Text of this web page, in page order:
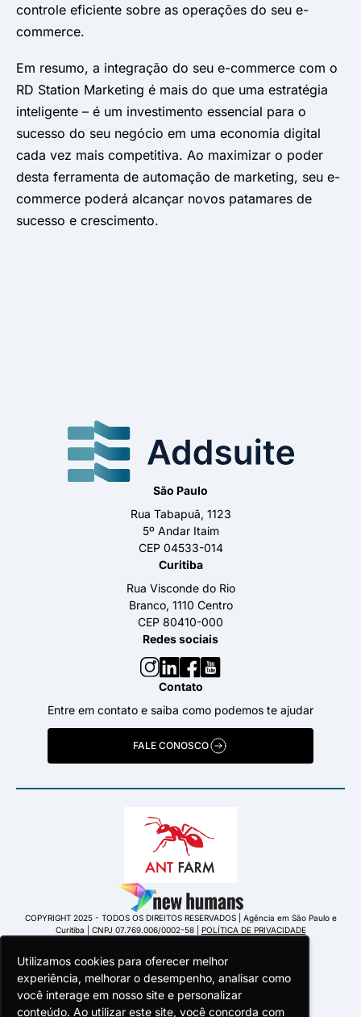
Utilizamos cookies para oferecer melhor
experiência, melhorar o desempenho, analisar como
você interage em nosso site e personalizar
conteúdo. Ao utilizar este site, você concorda com
Utilizamos cookies para oferecer melhor
experiência, melhorar o desempenho, analisar como
você interage em nosso site e personalizar
conteúdo. Ao utilizar este site, você concorda com
Utilizamos cookies para oferecer melhor
experiência, melhorar o desempenho, analisar como
você interage em nosso site e personalizar
conteúdo. Ao utilizar este site, você concorda com
controle eficiente sobre as operações do seu e-
commerce.
Em resumo, a integração do seu e-commerce com o
RD Station Marketing é mais do que uma estratégia
inteligente – é um investimento essencial para o
sucesso do seu negócio em uma economia digital
cada vez mais competitiva. Ao maximizar o poder
desta ferramenta de automação de marketing, seu e-
commerce poderá alcançar novos patamares de
sucesso e crescimento.
São Paulo
Rua Tabapuã, 1123
5º Andar Itaim
CEP 04533-014
Curitiba
Rua Visconde do Rio
Branco, 1110 Centro
CEP 80410-000
Redes sociais
Contato
Entre em contato e saiba como podemos te ajudar
FALE CONOSCO
COPYRIGHT 2025 - TODOS OS DIREITOS RESERVADOS | Agência em São Paulo e
Curitiba | CNPJ 07.769.006/0002-58 | POLÍTICA DE PRIVACIDADE